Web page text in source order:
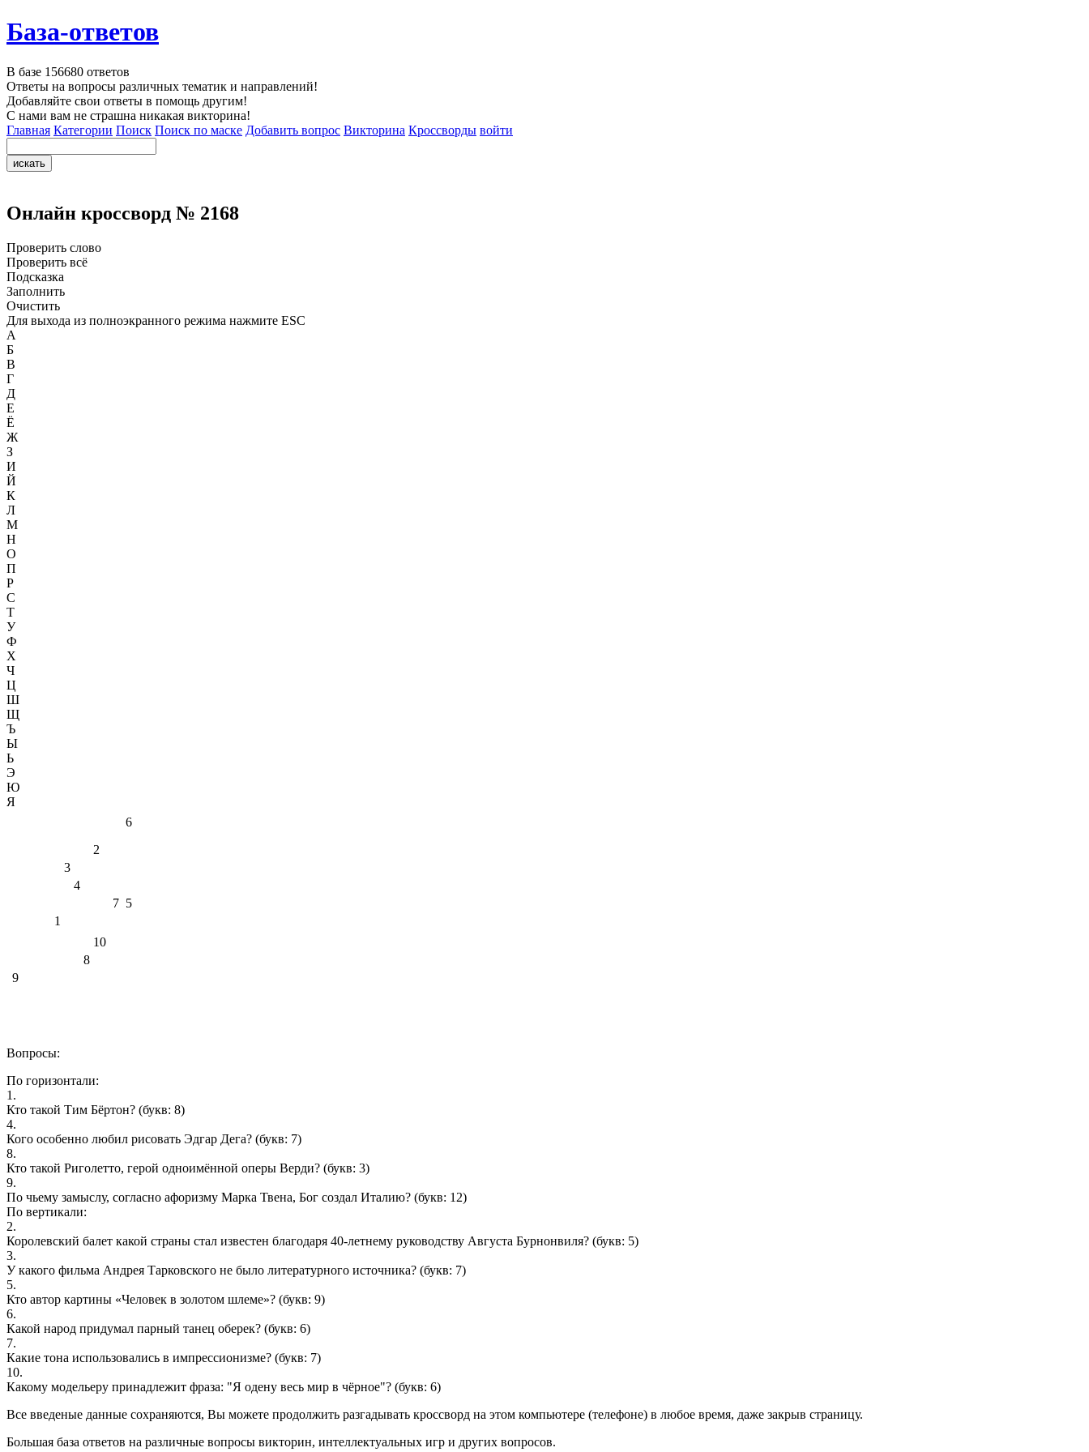
База-ответов
В базе 156680 ответов
Ответы на вопросы различных тематик и направлений!
Добавляйте свои ответы в помощь другим!
С нами вам не страшна никакая викторина!
Главная Категории Поиск Поиск по маске Добавить вопрос Викторина Кроссворды войти
Онлайн кроссворд № 2168
Проверить слово
Проверить всё
Подсказка
Заполнить
Очистить
Для выхода из полноэкранного режима нажмите ESC
А
Б
В
Г
Д
Е
Ё
Ж
З
И
Й
К
Л
М
Н
О
П
Р
С
Т
У
Ф
Х
Ч
Ц
Ш
Щ
Ъ
Ы
Ь
Э
Ю
Я
6
2
3
4
7 5
1
10
8
9
Вопросы:
По горизонтали:
1.
Кто такой Тим Бёртон? (букв: 8)
4.
Кого особенно любил рисовать Эдгар Дега? (букв: 7)
8.
Кто такой Риголетто, герой одноимённой оперы Верди? (букв: 3)
9.
По чьему замыслу, согласно афоризму Марка Твена, Бог создал Италию? (букв: 12)
По вертикали:
2.
Королевский балет какой страны стал известен благодаря 40-летнему руководству Августа Бурнонвиля? (букв: 5)
3.
У какого фильма Андрея Тарковского не было литературного источника? (букв: 7)
5.
Кто автор картины «Человек в золотом шлеме»? (букв: 9)
6.
Какой народ придумал парный танец оберек? (букв: 6)
7.
Какие тона использовались в импрессионизме? (букв: 7)
10.
Какому модельеру принадлежит фраза: "Я одену весь мир в чёрное"? (букв: 6)
Все введеные данные сохраняются, Вы можете продолжить разгадывать кроссворд на этом компьютере (телефоне) в любое время, даже закрыв страницу.
Большая база ответов на различные вопросы викторин, интеллектуальных игр и других вопросов.